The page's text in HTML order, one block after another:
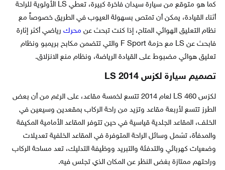
كما هو متوقع من سيارة سيدان فاخرة كبيرة، تعطي LS الأولوية للراحة
أثناء القيادة، يمكن أن تمتص بسهولة العيوب في الطريق خصوصاً مع
نظام التعليق الهوائي المتاح، إذا كنت تبحث عن محركرياضي أكثر إثارة
فابحث عن LS مع حزمة F Sport والتي تتضمن مكابح بريمبو ونظام
تعليق هوائي مضبوط على القيادة الرياضة، ونظام منع الانزلاق.
تصميم سيارة لكزس LS 2014
لكزس LS 460 لعام 2014 تتسع لخمسة مقاعد، على الرغم من أن بعض
الطرز تتسع لأربعة مقاعد وتزيد من راحة الركاب بمقعدين وسيعين في
الخلف، المقاعد الجلدية قياسية في حين تتوفر المقاعد الأمامية المكيفة
والمدفأة، تشمل وسائل الراحة المتوفرة في المقاعد الخلفية تعديلات
وضعيات كهربائي والتدفئة والتبريد ووظيفة التدليك، تعد مساحة الركاب
وراحتهم ممتازة بغض النظر عن المكان الذي تجلس فيه.